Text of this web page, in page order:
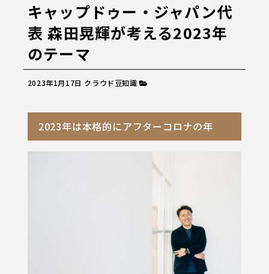
キャップドゥー・ジャパン代
表 森田晃輝が考える2023年
のテーマ
2023年1月17日 クラウド豆知識
2023年は本格的にアフターコロナの年